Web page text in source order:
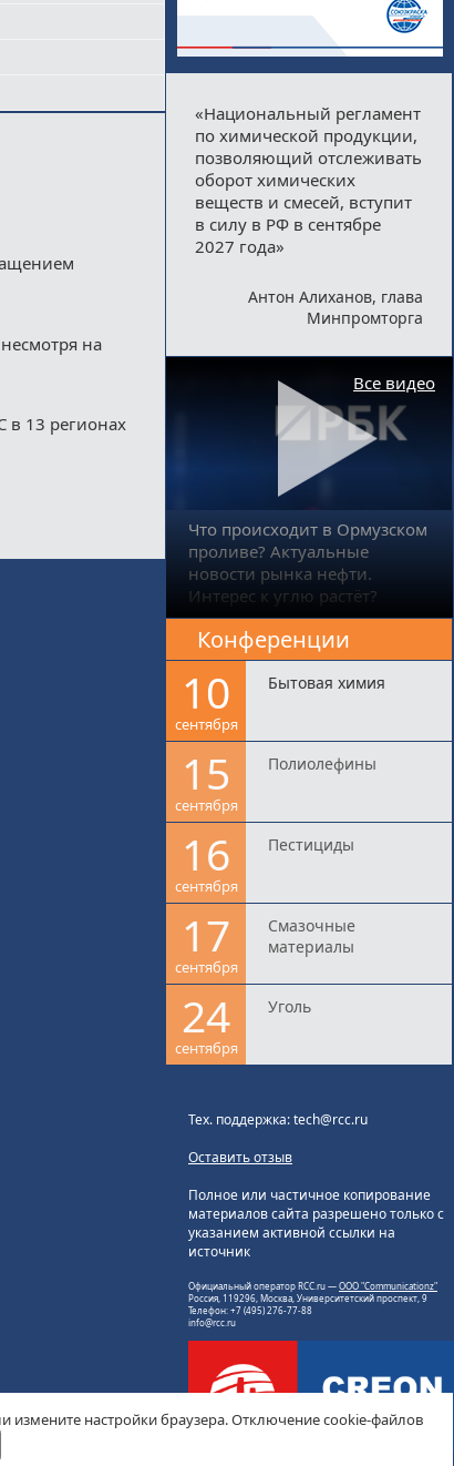
на
в 13 регионах
«Национальный регламент
по химической продукции,
позволяющий отслеживать
оборот химических
веществ и смесей, вступит
в силу в РФ в сентябре
2027 года»
Антон Алиханов, глава
Минпромторга
Что происходит в Ормузском
проливе? Актуальные
новости рынка нефти.
Интерес к углю растёт?
Все видео
Конференции
10
сентября
Бытовая химия
15
сентября
Полиолефины
16
сентября
Пестициды
17
сентября
Смазочные
материалы
24
сентября
Уголь
Тех. поддержка: tech@rcc.ru
Оставить отзыв
Полное или частичное копирование
материалов сайта разрешено только с
указанием активной ссылки на
источник
Официальный оператор RCC.ru —ООО "Communicationz"
Россия, 119296, Москва, Университетский проспект, 9
Телефон: +7 (495) 276-77-88
info@rcc.ru
измените настройки браузера. Отключение cookie-файлов